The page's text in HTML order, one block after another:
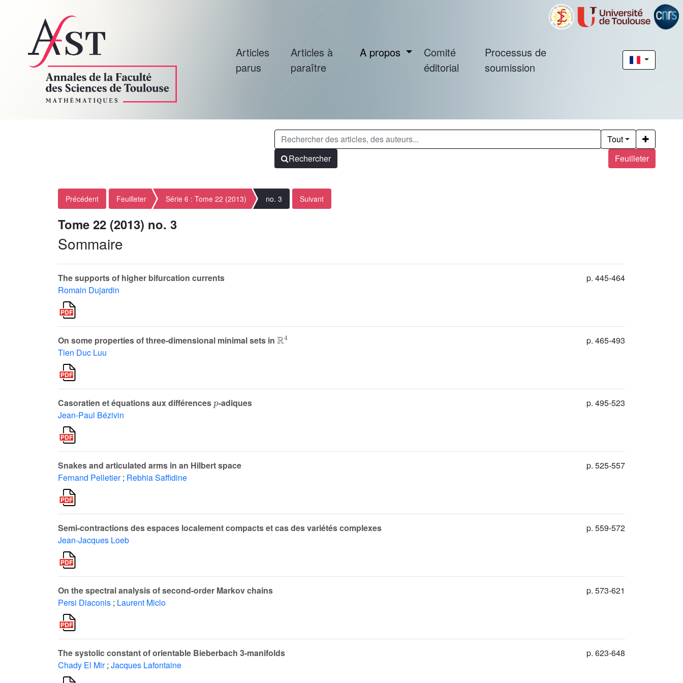
Articles
parus
Articles à
paraître
A propos
Comité
éditorial
Processus de
soumission
Feuilleter
Tout
Rechercher
Précédent Feuilleter Série 6 : Tome 22 (2013) no. 3 Suivant
Tome 22 (2013) no. 3
Sommaire
The supports of higher bifurcation currents
Romain Dujardin
p. 445-464
On some properties of three-dimensional minimal sets in
4
Tien Duc Luu
p. 465-493
Casoratien et équations aux différences -adiques
Jean-Paul Bézivin
p. 495-523
Snakes and articulated arms in an Hilbert space
Fernand Pelletier ; Rebhia Saffidine
p. 525-557
Semi-contractions des espaces localement compacts et cas des variétés complexes
Jean-Jacques Loeb
p. 559-572
On the spectral analysis of second-order Markov chains
Persi Diaconis ; Laurent Miclo
p. 573-621
The systolic constant of orientable Bieberbach 3-manifolds
Chady El Mir ; Jacques Lafontaine
p. 623-648